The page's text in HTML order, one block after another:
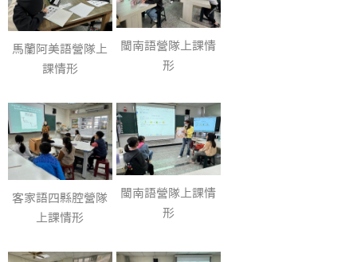
馬蘭阿美語營隊上
課情形
閩南語營隊上課情
形
客家語四縣腔營隊
上課情形
閩南語營隊上課情
形